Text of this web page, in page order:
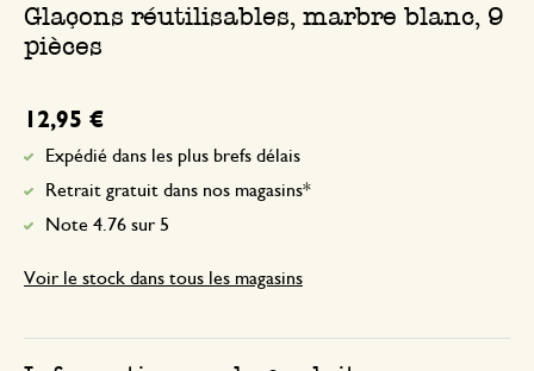
Glaçons réutilisables, marbre blanc, 9
pièces
12,95 €
Expédié dans les plus brefs délais
Retrait gratuit dans nos magasins*
Note 4.76 sur 5
Voir le stock dans tous les magasins